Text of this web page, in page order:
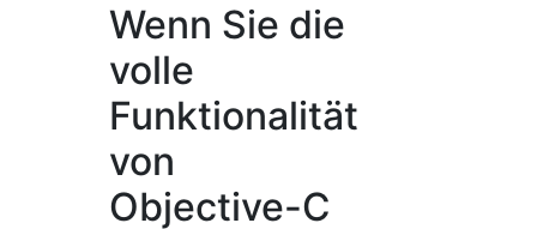
Wenn Sie die
volle
Funktionalität
von
Objective-C